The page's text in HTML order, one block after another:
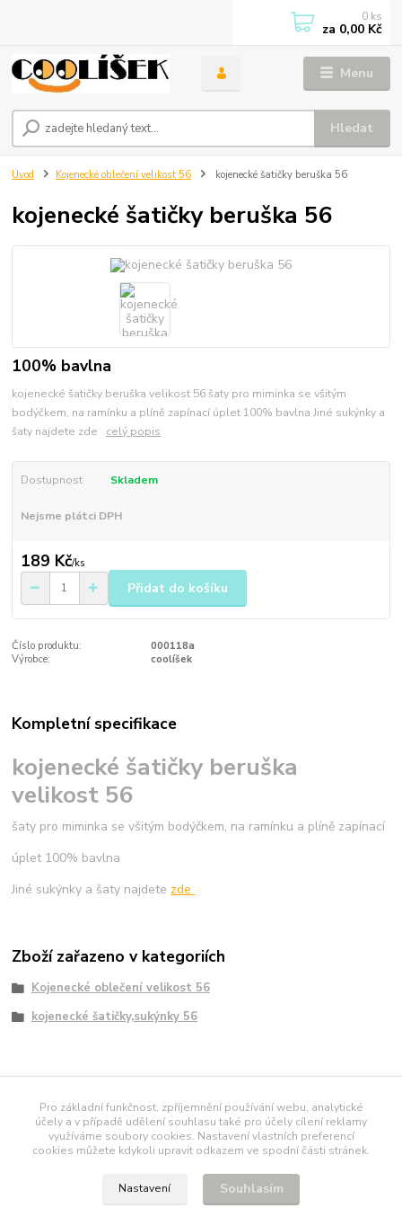
Menu
Hledat
0 ks
za 0,00 Kč
Úvod Kojenecké oblečení velikost 56 kojenecké šatičky beruška 56
kojenecké šatičky beruška 56
100% bavlna
kojenecké šatičky beruška velikost 56 šaty pro miminka se všitým
bodýčkem, na ramínku a plíně zapínací úplet 100% bavlna Jiné sukýnky a
šaty najdete zde celý popis
Dostupnost Skladem
Nejsme plátci DPH
189 Kč/ks
Přidat do košíku
Číslo produktu:
000118a
Výrobce:
coolíšek
Kompletní specifikace
kojenecké šatičky beruška
velikost 56
šaty pro miminka se všitým bodýčkem, na ramínku a plíně zapínací
úplet 100% bavlna
Jiné sukýnky a šaty najdete zde
Zboží zařazeno v kategoriích
Kojenecké oblečení velikost 56
kojenecké šatičky,sukýnky 56
námořnické tričko
polodupačky
[AD-
CenovýRádce.czSeznam.cz Centrum.cz Atlas.cz
Naakup.cz[AD-SIZE]Europalist.euNEJshopy.eu
Pro základní funkčnost, zpříjemnění používání webu, analytické
účely a v případě udělení souhlasu také pro účely cílení reklamy
využíváme soubory cookies. Nastavení vlastních preferencí
cookies můžete kdykoli upravit odkazem ve spodní části stránek.
Nastavení Souhlasím